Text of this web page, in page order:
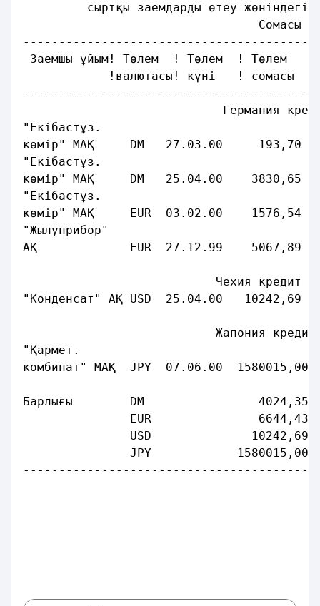
сыртқы заемдарды өтеу жөніндегі
Сомасы
Заемшы ұйым! Төлем  ! Төлем  ! Төлем
!валютасы! күні   ! сомасы   !
Германия кредит
"Екібастұз.
көмір" МАҚ     DМ   27.03.00     193,70
"Екібастұз.
көмір" МАҚ     DМ   25.04.00    3830,65
"Екібастұз.
көмір" МАҚ     EUR  03.02.00
"Жылуприбор"
АҚ             EUR  27.12.99    5067,89
Чехия кредит
"Конденсат" АҚ USD  25.04.00   10242,69
Жапония кредит
"Қармет.
комбинат" МАҚ  JPY  07.06.00  1580015,00
Барлығы        DМ
EUR               6644,43
USD              10242,69
JPY            1580015,00